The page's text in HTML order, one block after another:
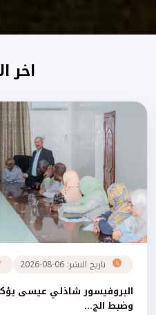
اخر
تاريخ النشر: 06-08-2026
البروفيسور شاذلي عيسى
وضبط الج...